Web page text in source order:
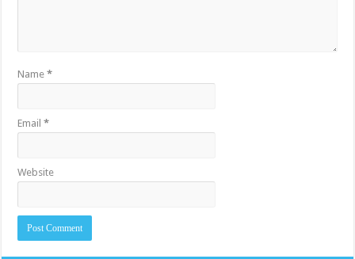
Name*
Email*
Website